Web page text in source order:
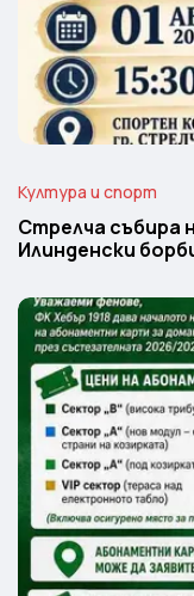
Култура и спорт
Стрелча събира
Илинденски